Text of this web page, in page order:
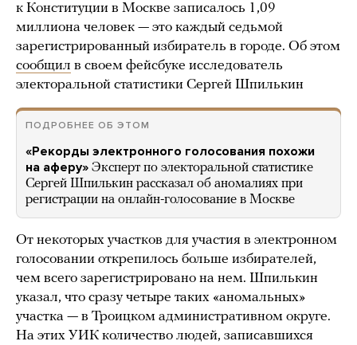
к Конституции в Москве записалось 1,09
миллиона человек — это каждый седьмой
зарегистрированный избиратель в городе. Об этом
сообщил в своем фейсбуке исследователь
электоральной статистики Сергей Шпилькин
ПОДРОБНЕЕ ОБ ЭТОМ
«Рекорды электронного голосования похожи
на аферу» Эксперт по электоральной статистике
Сергей Шпилькин рассказал об аномалиях при
регистрации на онлайн-голосование в Москве
От некоторых участков для участия в электронном
голосовании открепилось больше избирателей,
чем всего зарегистрировано на нем. Шпилькин
указал, что сразу четыре таких «аномальных»
участка — в Троицком административном округе.
На этих УИК количество людей, записавшихся